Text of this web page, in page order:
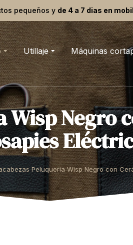
pequeños y de 4 a 7 dias en
Utillaje Máquinas
Wisp Negro
Peluqueria Wisp Negro con